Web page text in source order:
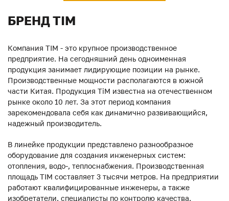
БРЕНД TIM
Компания TIM - это крупное производственное
предприятие. На сегодняшний день одноименная
продукция занимает лидирующие позиции на рынке.
Производственные мощности располагаются в южной
части Китая. Продукция ТiM известна на отечественном
рынке около 10 лет. За этот период компания
зарекомендовала себя как динамично развивающийся,
надежный производитель.
В линейке продукции представлено разнообразное
оборудование для создания инженерных систем:
отопления, водо-, теплоснабжения. Производственная
площадь TIM составляет 3 тысячи метров. На предприятии
работают квалифицированные инженеры, а также
изобретатели, специалисты по контролю качества,